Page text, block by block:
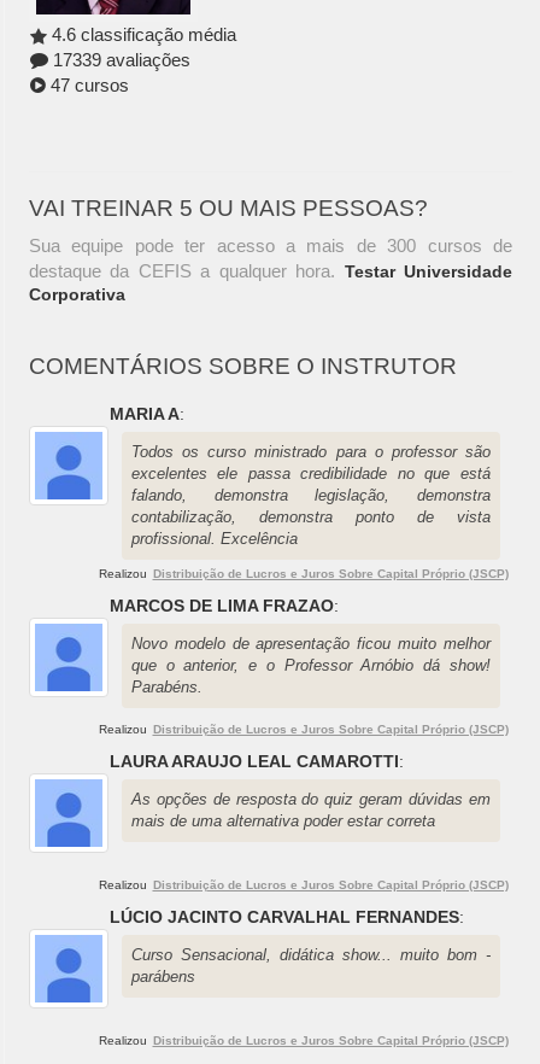
4.6 classificação média
17339 avaliações
47 cursos
VAI TREINAR 5 OU MAIS PESSOAS?
Sua equipe pode ter acesso a mais de 300 cursos de
destaque da CEFIS a qualquer hora. Testar Universidade
Corporativa
COMENTÁRIOS SOBRE O INSTRUTOR
MARIA A:
Todos os curso ministrado para o professor são
excelentes ele passa credibilidade no que está
falando, demonstra legislação, demonstra
contabilização, demonstra ponto de vista
profissional. Excelência
Realizou Distribuição de Lucros e Juros Sobre Capital Próprio (JSCP)
MARCOS DE LIMA FRAZAO:
Novo modelo de apresentação ficou muito melhor
que o anterior, e o Professor Arnóbio dá show!
Parabéns.
Realizou Distribuição de Lucros e Juros Sobre Capital Próprio (JSCP)
LAURA ARAUJO LEAL CAMAROTTI:
As opções de resposta do quiz geram dúvidas em
mais de uma alternativa poder estar correta
Realizou Distribuição de Lucros e Juros Sobre Capital Próprio (JSCP)
LÚCIO JACINTO CARVALHAL FERNANDES:
Curso Sensacional, didática show... muito bom -
parábens
Realizou Distribuição de Lucros e Juros Sobre Capital Próprio (JSCP)